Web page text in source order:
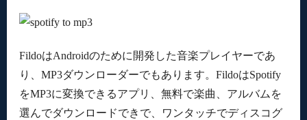
FildoはAndroidのために開発した音楽プレイヤーであ
り、MP3ダウンローダーでもあります。FildoはSpotify
をMP3に変換できるアプリ、無料で楽曲、アルバムを
選んでダウンロードできで、ワンタッチでディスコグ